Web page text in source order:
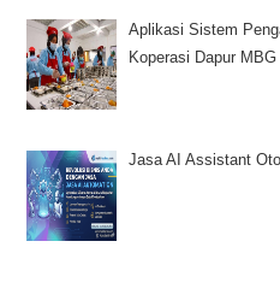
Aplikasi Sistem
Koperasi Dapur MBG
Jasa AI Assistant